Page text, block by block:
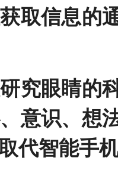
取信息的
究眼睛的
意识、想
代智能手